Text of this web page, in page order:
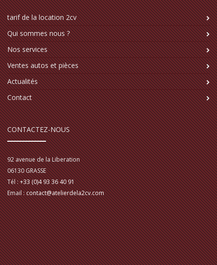
tarif de la location 2cv
Qui sommes nous ?
Nos services
Ventes autos et pièces
Actualités
Contact
CONTACTEZ-NOUS
92 avenue de la Liberation
06130GRASSE
Tél :+33 (0)4 93 36 40 91
Email :contact@atelierdela2cv.com